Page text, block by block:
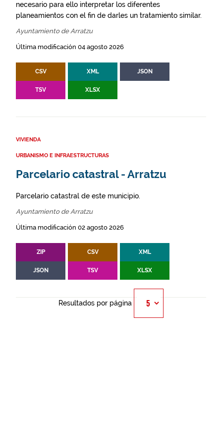
necesario para ello interpretar los diferentes
planeamientos con el fin de darles un tratamiento similar.
Ayuntamiento de Arratzu
Última modificación 04 agosto 2026
CSV XML JSON
TSV XLSX
VIVIENDA
URBANISMO E INFRAESTRUCTURAS
Parcelario catastral - Arratzu
Parcelario catastral de este municipio.
Ayuntamiento de Arratzu
Última modificación 02 agosto 2026
ZIP CSV XML
JSON TSV XLSX
Resultados por página